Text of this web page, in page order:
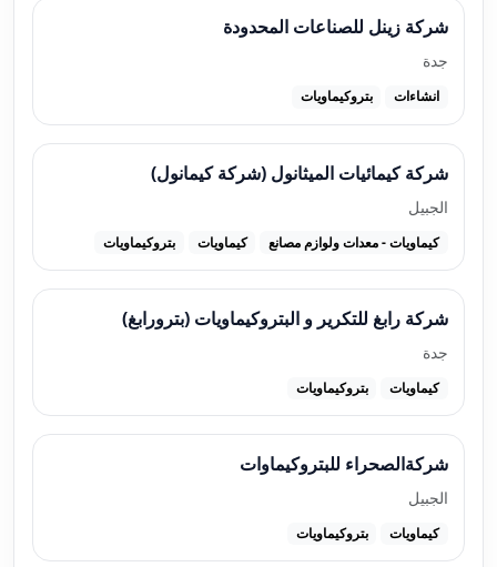
شركة زينل للصناعات المحدودة
جدة
انشاءات بتروكيماويات
شركة كيمائيات الميثانول (شركة كيمانول)
الجبيل
كيماويات - معدات ولوازم مصانع كيماويات بتروكيماويات
شركة رابغ للتكرير و البتروكيماويات (بترورابغ)
جدة
كيماويات بتروكيماويات
شركةالصحراء للبتروكيماوات
الجبيل
كيماويات بتروكيماويات